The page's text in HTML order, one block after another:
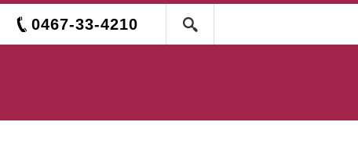
0467-33-4210